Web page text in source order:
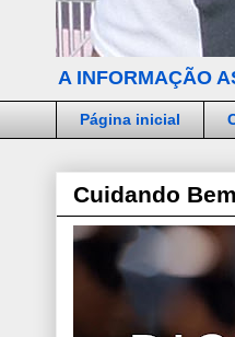
A INFORMAÇÃO
Página inicial
Cuidando